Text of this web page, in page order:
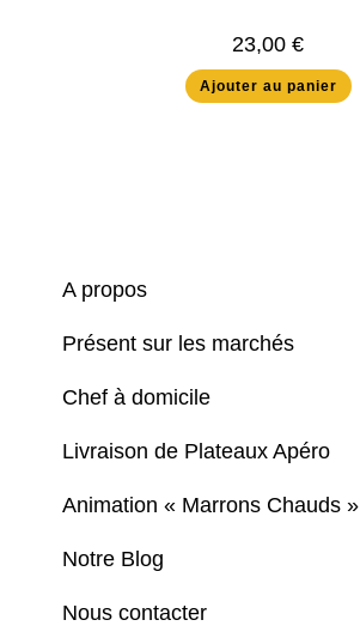
23,00 €
Ajouter au panier
A propos
Présent sur les marchés
Chef à domicile
Livraison de Plateaux Apéro
Animation « Marrons Chauds »
Notre Blog
Nous contacter